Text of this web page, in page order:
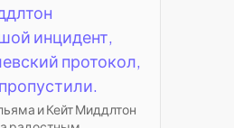
инцидент,
протокол,
и Кейт Миддлтон